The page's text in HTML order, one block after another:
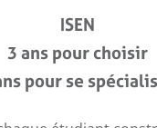
ISEN
3 ans pour choisir
pour se